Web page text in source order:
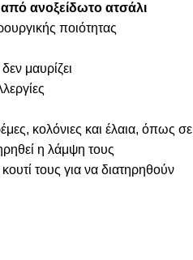
ανοξείδωτο ατσάλι
ποιότητας
μαυρίζει
κολόνιες και έλαια, όπως σε
η λάμψη τους
τους για να διατηρηθούν